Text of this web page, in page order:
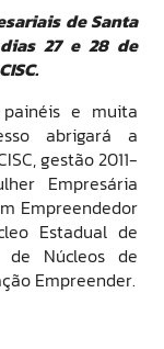
de Santa
27 e 28 de
e muita
abrigará a
gestão 2011-
Empresária
Empreendedor
Estadual de
de Núcleos de
Empreender.